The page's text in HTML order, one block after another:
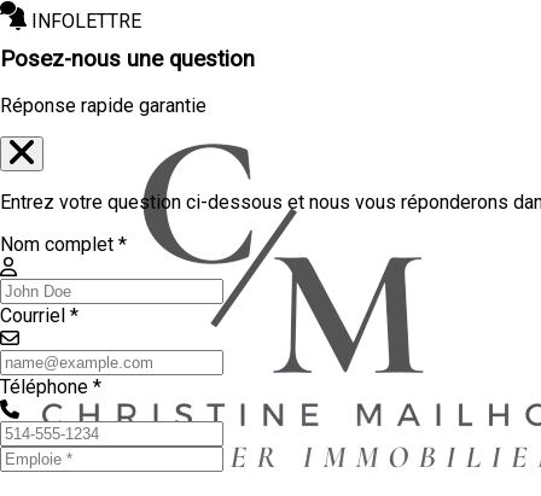
INFOLETTRE
Posez-nous une question
Réponse rapide garantie
Entrez votre question ci-dessous et nous vous réponderons
Nom complet *
Courriel *
Téléphone *